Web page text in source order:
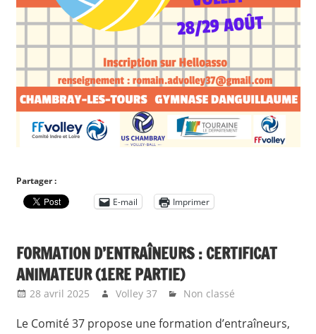
Partager :
E-mail
Imprimer
FORMATION D’ENTRAÎNEURS : CERTIFICAT
ANIMATEUR (1ERE PARTIE)
28 avril 2025 Volley 37 Non classé
Le Comité 37 propose une formation d’entraîneurs,